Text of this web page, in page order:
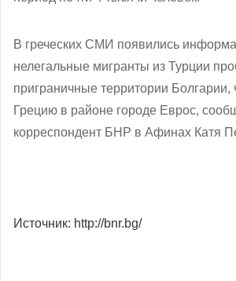
В греческих СМИ появились
нелегальные мигранты из Турции
приграничные территории Болгарии,
Грецию в районе городе Еврос,
корреспондент БНР в Афинах Катя
Источник: http://bnr.bg/